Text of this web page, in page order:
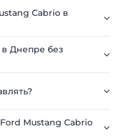
Cabrio в
в Днепре без
Mustang Cabrio